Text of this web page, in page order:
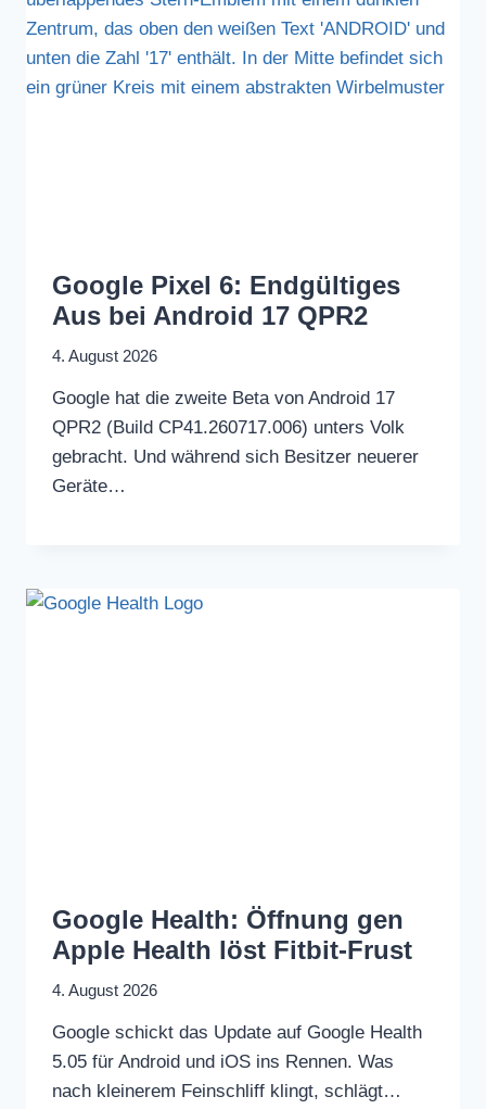
Google Pixel 6: Endgültiges
Aus bei Android 17 QPR2
4. August 2026
Google hat die zweite Beta von Android 17
QPR2 (Build CP41.260717.006) unters Volk
gebracht. Und während sich Besitzer neuerer
Geräte…
Google Health: Öffnung gen
Apple Health löst Fitbit-Frust
4. August 2026
Google schickt das Update auf Google Health
5.05 für Android und iOS ins Rennen. Was
nach kleinerem Feinschliff klingt, schlägt…